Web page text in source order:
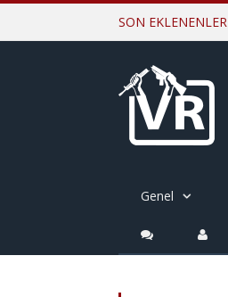
SON EKLENENLER
Genel